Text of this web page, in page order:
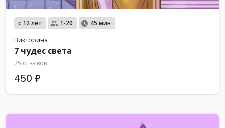
с 12 лет 1-20 45 мин
Викторина
7 чудес света
25 отзывов
450 ₽